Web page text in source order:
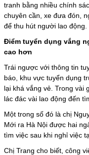
tranh bằng nhiều chính
chuyên cần, xe đưa đón,
để thu hút người lao động.
Điểm tuyển dụng vắng
cao hơn
Trái ngược với thông tin
báo, khu vực tuyển dụng
lại khá vắng vẻ. Trong vài
lác đác vài lao động đến
Một trong số đó là chị
Mới ra Hà Nội được hai
tìm việc sau khi nghỉ việc
Chị Trang cho biết, công